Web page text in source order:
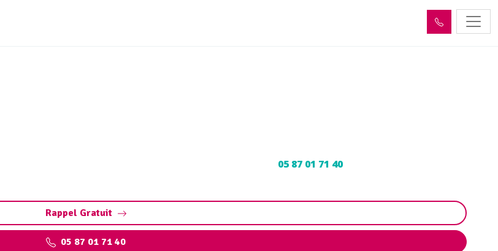
05 87 01 71 40
Rappel Gratuit
05 87 01 71 40